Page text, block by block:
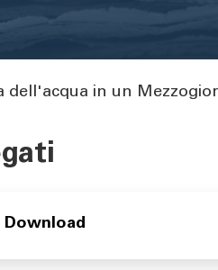
testo
dell'acqua in un
Download